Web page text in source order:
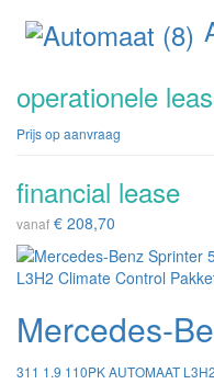
operationele
Prijs op aanvraag
financial lease
vanaf € 208,70
Mercedes-